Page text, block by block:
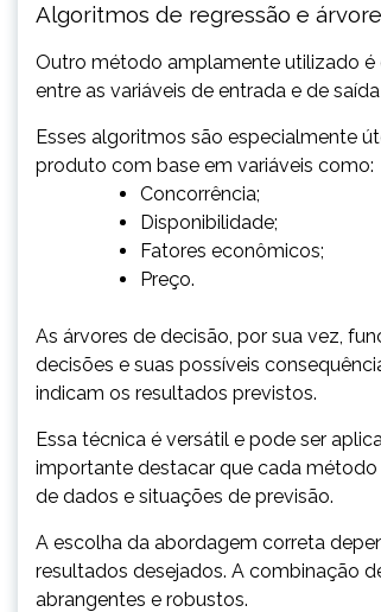
Algoritmos de regressão e
Outro método amplamente utilizado é
entre as variáveis de entrada e de
Esses algoritmos são especialmente
produto com base em variáveis como:
Concorrência;
Disponibilidade;
Fatores econômicos;
Preço.
As árvores de decisão, por sua vez,
decisões e suas possíveis
indicam os resultados previstos.
Essa técnica é versátil e pode ser
importante destacar que cada
de dados e situações de previsão.
A escolha da abordagem correta
resultados desejados. A combinação
abrangentes e robustos.